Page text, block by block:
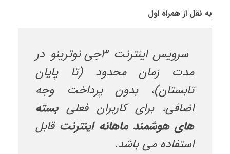
به نقل از همراه اول
سرویس اینترنت ۳جی نوترینو در
مدت زمان محدود (تا پایان
تابستان)، بدون پرداخت وجه
اضافی، برای کاربران فعلی بسته
های هوشمند ماهانه اینترنت قابل
استفاده می باشد.